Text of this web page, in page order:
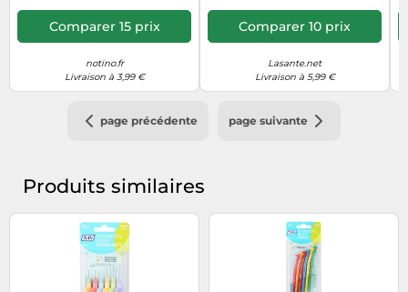
Comparer 15 prix
notino.fr
Livraison à 3,99 €
0,4 mm x 6
Comparer 10 prix
Lasante.net
Livraison à 5,99 €
page précédente page suivante
Produits similaires